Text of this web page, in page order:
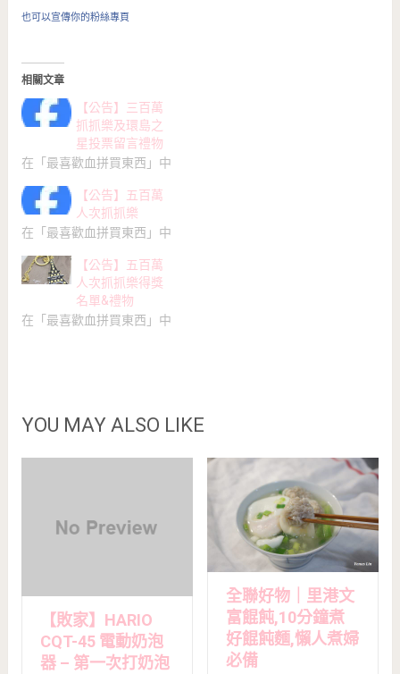
也可以宣傳你的粉絲專頁
相關文章
【公告】三百萬
抓抓樂及環島之
星投票留言禮物
在「最喜歡血拼買東西」中
【公告】五百萬
人次抓抓樂
在「最喜歡血拼買東西」中
【公告】五百萬
人次抓抓樂得獎
名單&禮物
在「最喜歡血拼買東西」中
YOU MAY ALSO LIKE
【敗家】HARIO
CQT-45 電動奶泡
器 – 第一次打奶泡
全聯好物｜里港文
富餛飩,10分鐘煮
好餛飩麵,懶人煮婦
必備